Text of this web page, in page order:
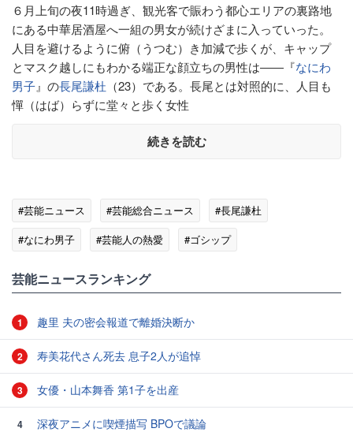
６月上旬の夜11時過ぎ、観光客で賑わう都心エリアの裏路地
にある中華居酒屋へ一組の男女が続けざまに入っていった。
人目を避けるように俯（うつむ）き加減で歩くが、キャップ
とマスク越しにもわかる端正な顔立ちの男性は――『なにわ
男子』の長尾謙杜 （23）である。長尾とは対照的に、人目も
憚（はば）らずに堂々と歩く女性
続きを読む
#芸能ニュース #芸能総合ニュース
#長尾謙杜
#なにわ男子
#芸能人の熱愛
#ゴシップ
芸能ニュースランキング
1 趣里 夫の密会報道で離婚決断か
2 寿美花代さん死去 息子2人が追悼
3 女優・山本舞香 第1子を出産
4 深夜アニメに喫煙描写 BPOで議論